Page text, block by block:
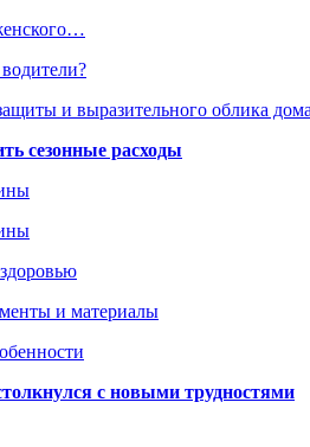
и выразительного облика дома
сезонные расходы
и материалы
с новыми трудностями